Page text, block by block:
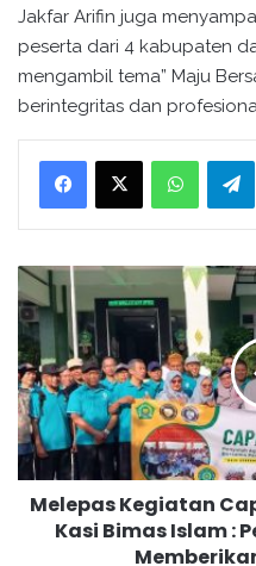
Jakfar Arifin juga
peserta dari 4 kabupaten
mengambil tema” Maju
berintegritas dan
WhatsApp
M
e
l
e
p
a
s
K
e
Melepas Kegiatan
Kasi Bimas Islam :